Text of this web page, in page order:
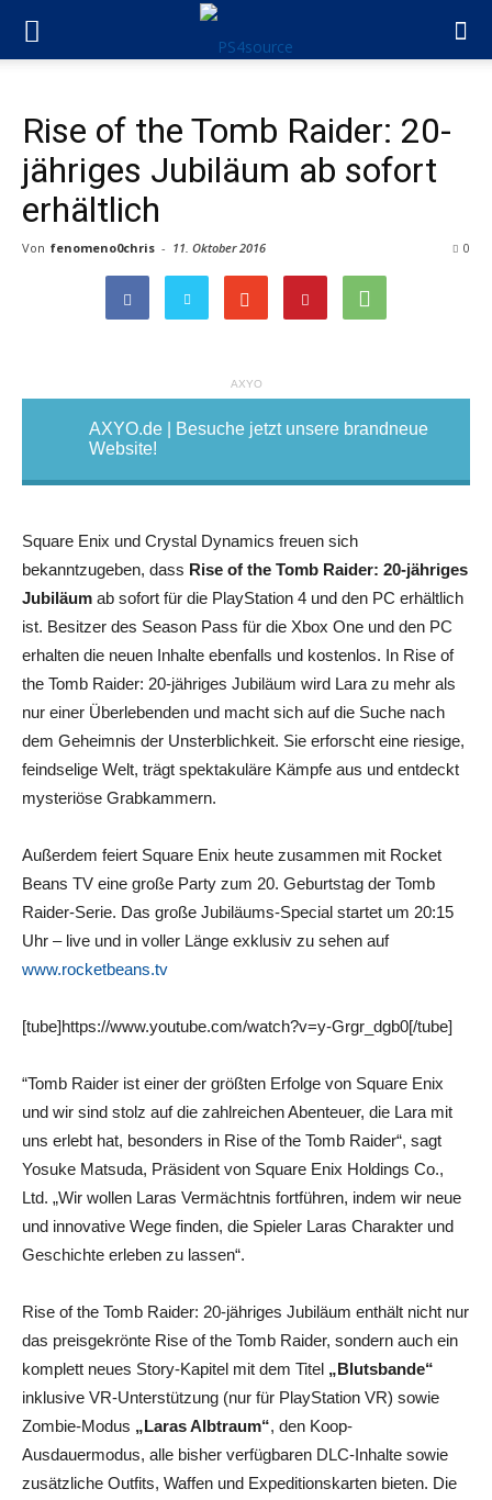
Rise of the Tomb Raider: 20-
jähriges Jubiläum ab sofort
erhältlich
Von fenomeno0chris - 11. Oktober 2016 0
AXYO
AXYO.de | Besuche jetzt unsere brandneue
Website!
Square Enix und Crystal Dynamics freuen sich
bekanntzugeben, dass Rise of the Tomb Raider: 20-jähriges
Jubiläum ab sofort für die PlayStation 4 und den PC erhältlich
ist. Besitzer des Season Pass für die Xbox One und den PC
erhalten die neuen Inhalte ebenfalls und kostenlos. In Rise of
the Tomb Raider: 20-jähriges Jubiläum wird Lara zu mehr als
nur einer Überlebenden und macht sich auf die Suche nach
dem Geheimnis der Unsterblichkeit. Sie erforscht eine riesige,
feindselige Welt, trägt spektakuläre Kämpfe aus und entdeckt
mysteriöse Grabkammern.
Außerdem feiert Square Enix heute zusammen mit Rocket
Beans TV eine große Party zum 20. Geburtstag der Tomb
Raider-Serie. Das große Jubiläums-Special startet um 20:15
Uhr – live und in voller Länge exklusiv zu sehen auf
www.rocketbeans.tv
[tube]https://www.youtube.com/watch?v=y-Grgr_dgb0[/tube]
“Tomb Raider ist einer der größten Erfolge von Square Enix
und wir sind stolz auf die zahlreichen Abenteuer, die Lara mit
uns erlebt hat, besonders in Rise of the Tomb Raider“, sagt
Yosuke Matsuda, Präsident von Square Enix Holdings Co.,
Ltd. „Wir wollen Laras Vermächtnis fortführen, indem wir neue
und innovative Wege finden, die Spieler Laras Charakter und
Geschichte erleben zu lassen“.
Rise of the Tomb Raider: 20-jähriges Jubiläum enthält nicht nur
das preisgekrönte Rise of the Tomb Raider, sondern auch ein
komplett neues Story-Kapitel mit dem Titel „Blutsbande“
inklusive VR-Unterstützung (nur für PlayStation VR) sowie
Zombie-Modus „Laras Albtraum“, den Koop-
Ausdauermodus, alle bisher verfügbaren DLC-Inhalte sowie
zusätzliche Outfits, Waffen und Expeditionskarten bieten. Die